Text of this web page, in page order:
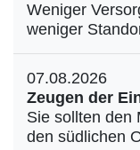
Weniger
weniger
07.08.2026
Zeugen der
Sie sollten den
den südlichen